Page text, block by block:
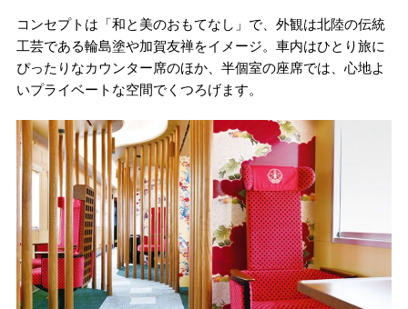
コンセプトは「和と美のおもてなし」で、外観は北陸の伝統
工芸である輪島塗や加賀友禅をイメージ。車内はひとり旅に
ぴったりなカウンター席のほか、半個室の座席では、心地よ
いプライベートな空間でくつろげます。